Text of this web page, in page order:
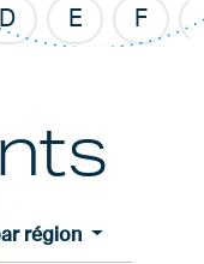
D E F
région